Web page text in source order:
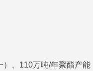
、110万吨/年聚酯产能